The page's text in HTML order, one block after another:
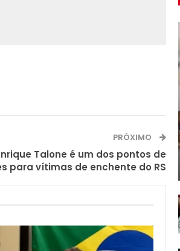
PRÓXIMO
Talone é um dos pontos de
para vítimas de enchente do RS